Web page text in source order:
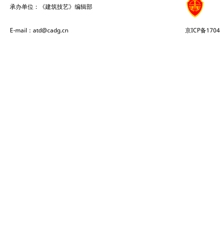
承办单位：《建筑技艺》编辑部
E-mail：atd@cadg.cn 京ICP备